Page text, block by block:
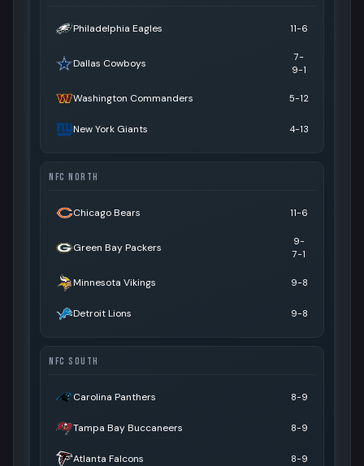
Philadelphia Eagles 11-6
Dallas Cowboys
7-
9-1
Washington Commanders 5-12
New York Giants 4-13
NFC NORTH
Chicago Bears 11-6
Green Bay Packers
9-
7-1
Minnesota Vikings 9-8
Detroit Lions 9-8
NFC SOUTH
Carolina Panthers 8-9
Tampa Bay Buccaneers 8-9
Atlanta Falcons 8-9